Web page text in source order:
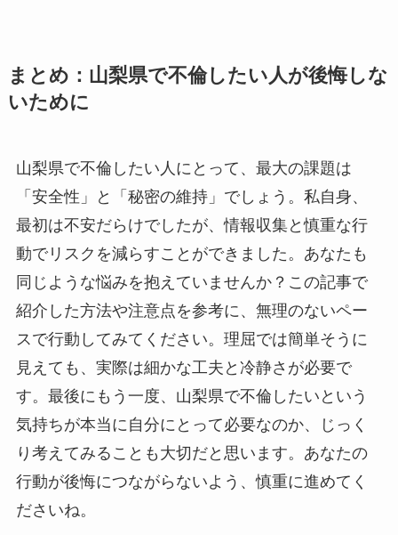
まとめ：山梨県で不倫したい人が後悔しな
いために
山梨県で不倫したい人にとって、最大の課題は
「安全性」と「秘密の維持」でしょう。私自身、
最初は不安だらけでしたが、情報収集と慎重な行
動でリスクを減らすことができました。あなたも
同じような悩みを抱えていませんか？この記事で
紹介した方法や注意点を参考に、無理のないペー
スで行動してみてください。理屈では簡単そうに
見えても、実際は細かな工夫と冷静さが必要で
す。最後にもう一度、山梨県で不倫したいという
気持ちが本当に自分にとって必要なのか、じっく
り考えてみることも大切だと思います。あなたの
行動が後悔につながらないよう、慎重に進めてく
ださいね。